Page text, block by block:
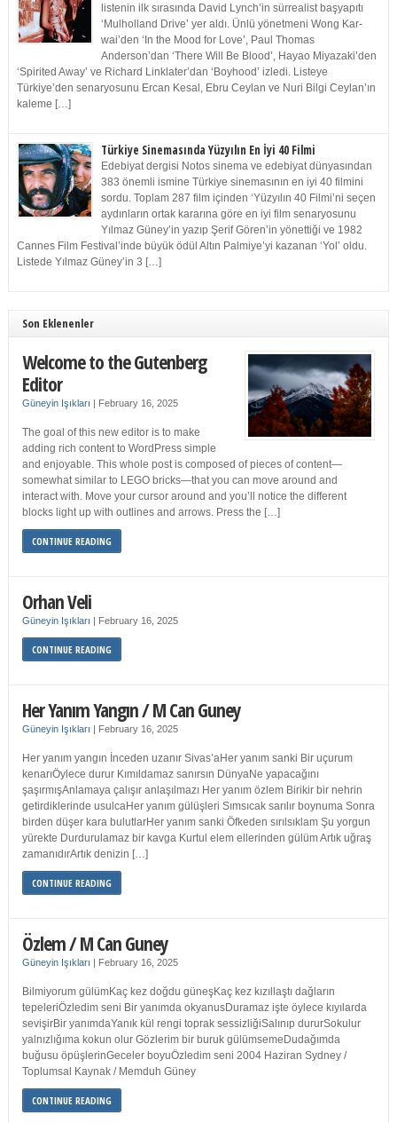
listenin ilk sırasında David Lynch’in sürrealist başyapıtı
‘Mulholland Drive’ yer aldı. Ünlü yönetmeni Wong Kar-
wai’den ‘In the Mood for Love’, Paul Thomas
Anderson’dan ‘There Will Be Blood’, Hayao Miyazaki’den
‘Spirited Away’ ve Richard Linklater’dan ‘Boyhood’ izledi. Listeye
Türkiye’den senaryosunu Ercan Kesal, Ebru Ceylan ve Nuri Bilgi Ceylan’ın
kaleme […]
Türkiye Sinemasında Yüzyılın En İyi 40 Filmi
Edebiyat dergisi Notos sinema ve edebiyat dünyasından
383 önemli ismine Türkiye sinemasının en iyi 40 filmini
sordu. Toplam 287 film içinden ‘Yüzyılın 40 Filmi’ni seçen
aydınların ortak kararına göre en iyi film senaryosunu
Yılmaz Güney’in yazıp Şerif Gören’in yönettiği ve 1982
Cannes Film Festival’inde büyük ödül Altın Palmiye’yi kazanan ‘Yol’ oldu.
Listede Yılmaz Güney’in 3 […]
Son Eklenenler
Welcome to the Gutenberg
Editor
Güneyin Işıkları | February 16, 2025
The goal of this new editor is to make
adding rich content to WordPress simple
and enjoyable. This whole post is composed of pieces of content—
somewhat similar to LEGO bricks—that you can move around and
interact with. Move your cursor around and you’ll notice the different
blocks light up with outlines and arrows. Press the […]
CONTINUE READING
Orhan Veli
Güneyin Işıkları | February 16, 2025
CONTINUE READING
Her Yanım Yangın / M Can Guney
Güneyin Işıkları | February 16, 2025
Her yanım yangın İnceden uzanır Sivas’aHer yanım sanki Bir uçurum
kenarıÖylece durur Kımıldamaz sanırsın DünyaNe yapacağını
şaşırmışAnlamaya çalışır anlaşılmazı Her yanım özlem Birikir bir nehrin
getirdiklerinde usulcaHer yanım gülüşleri Sımsıcak sarılır boynuma Sonra
birden düşer kara bulutlarHer yanım sanki Öfkeden sırılsıklam Şu yorgun
yürekte Durdurulamaz bir kavga Kurtul elem ellerinden gülüm Artık uğraş
zamanıdırArtık denizin […]
CONTINUE READING
Özlem / M Can Guney
Güneyin Işıkları | February 16, 2025
Bilmiyorum gülümKaç kez doğdu güneşKaç kez kızıllaştı dağların
tepeleriÖzledim seni Bir yanımda okyanusDuramaz işte öylece kıyılarda
sevişirBir yanımdaYanık kül rengi toprak sessizliğiSalınıp dururSokulur
yalnızlığıma kokun olur Gözlerim bir buruk gülümsemeDudağımda
buğusu öpüşlerinGeceler boyuÖzledim seni 2004 Haziran Sydney /
Toplumsal Kaynak / Memduh Güney
CONTINUE READING